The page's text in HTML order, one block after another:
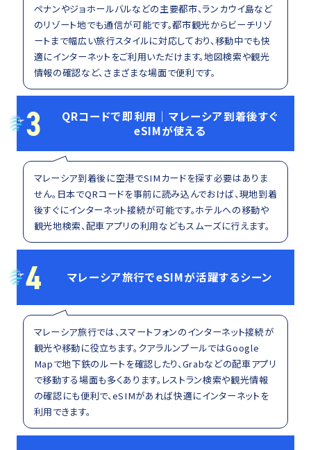
ペナンやジョホールバルなどの主要都市、ランカウイ島など
のリゾート地でも通信が可能です。都市観光からビーチリゾ
ートまで幅広い旅行スタイルに対応しており、移動中でも快
適にインターネットをご利用いただけます。地図検索や観光
情報の確認など、さまざまな場面で便利です。
3
QRコードで即利用｜マレーシア到着後すぐ
eSIMが使える
マレーシア到着後に空港でSIMカードを探す必要はありま
せん。日本でQRコードを事前に読み込んでおけば、現地到着
後すぐにインターネット接続が可能です。ホテルへの移動や
観光地検索、配車アプリの利用などもスムーズに行えます。
4 マレーシア旅行でeSIMが活躍するシーン
マレーシア旅行では、スマートフォンのインターネット接続が
観光や移動に役立ちます。クアラルンプールではGoogle
Mapで地下鉄のルートを確認したり、Grabなどの配車アプリ
で移動する場面も多くあります。レストラン検索や観光情報
の確認にも便利で、eSIMがあれば快適にインターネットを
利用できます。